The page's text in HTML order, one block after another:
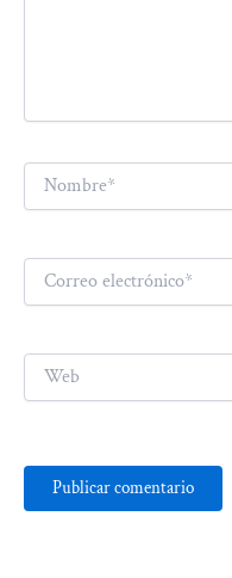
Nombre*
Correo
electrónico*
Web